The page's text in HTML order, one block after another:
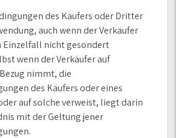
des Käufers oder Dritter
auch wenn der Verkäufer
Einzelfall nicht gesondert
wenn der Verkäufer auf
nimmt, die
des Käufers oder eines
auf solche verweist, liegt darin
mit der Geltung jener